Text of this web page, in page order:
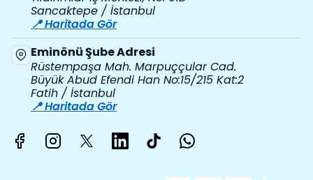
Sancaktepe / İstanbul
📍 Haritada Gör
Eminönü Şube Adresi
Rüstempaşa Mah. Marpuççular Cad.
Büyük Abud Efendi Han No:15/215 Kat:2
Fatih / İstanbul
📍 Haritada Gör